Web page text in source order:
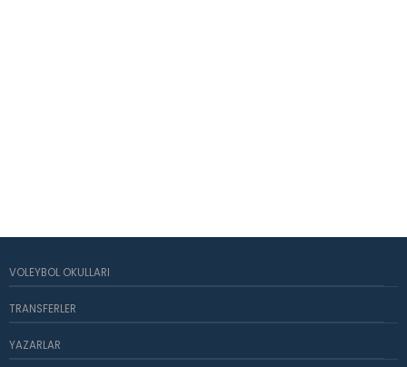
VOLEYBOL OKULLARI
TRANSFERLER
YAZARLAR